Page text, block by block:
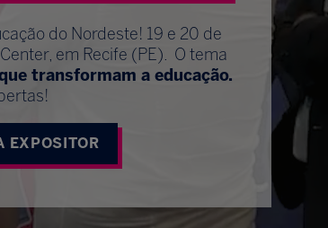
do Nordeste! 19 e 20 de
em Recife (PE). O tema
transformam a educação.
EXPOSITOR